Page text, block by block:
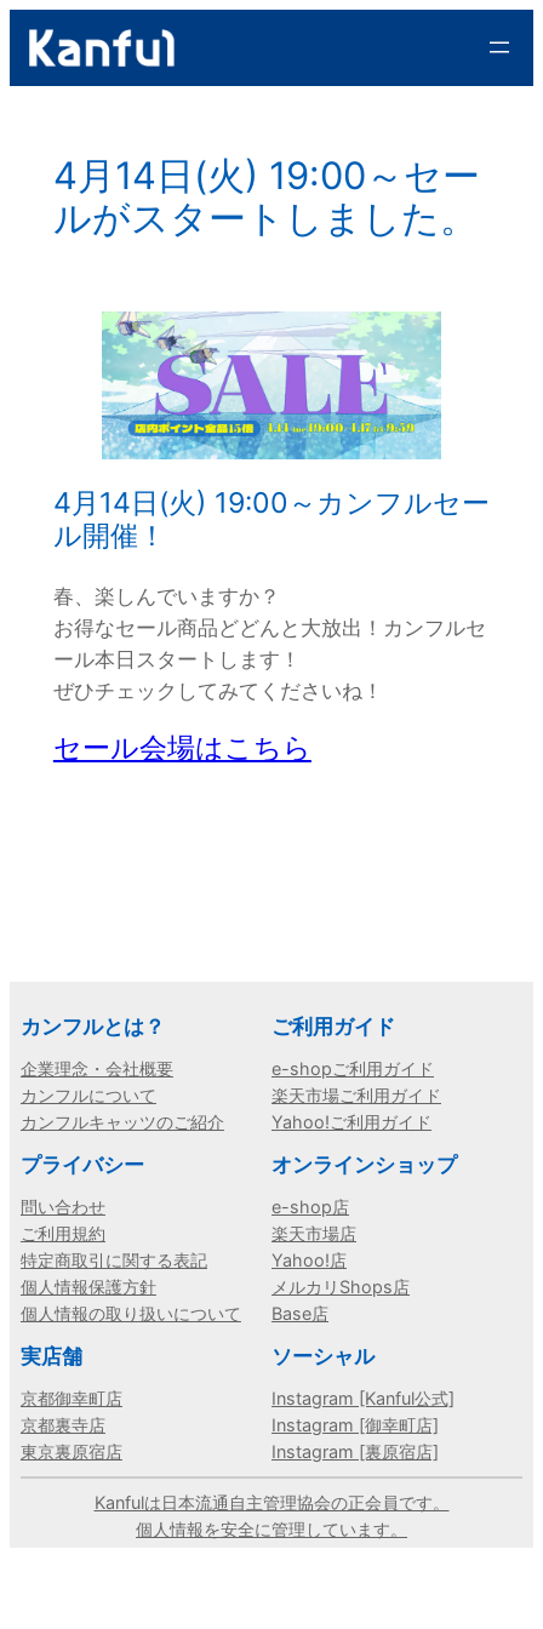
を
4月14日(火) 19:00～セー
ルがスタートしました。
4月14日(火) 19:00～カンフルセー
ル開催！
春、楽しんでいますか？
お得なセール商品どどんと大放出！カンフルセ
ール本日スタートします！
ぜひチェックしてみてくださいね！
セール会場はこちら
カンフルとは？
企業理念・会社概要
カンフルについて
カンフルキャッツのご紹介
ご利用ガイド
e-shopご利用ガイド
楽天市場ご利用ガイド
Yahoo!ご利用ガイド
プライバシー
問い合わせ
ご利用規約
特定商取引に関する表記
個人情報保護方針
個人情報の取り扱いについて
オンラインショップ
e-shop店
楽天市場店
Yahoo!店
メルカリShops店
Base店
実店舗
京都御幸町店
京都裏寺店
東京裏原宿店
ソーシャル
Instagram [Kanful公式]
Instagram [御幸町店]
Instagram [裏原宿店]
Kanfulは日本流通自主管理協会の正会員です。
個人情報を安全に管理しています。